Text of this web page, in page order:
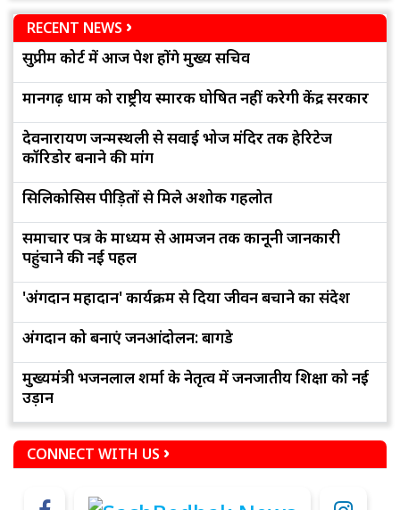
RECENT NEWS
सुप्रीम कोर्ट में आज पेश होंगे मुख्य सचिव
मानगढ़ धाम को राष्ट्रीय स्मारक घोषित नहीं करेगी केंद्र सरकार
देवनारायण जन्मस्थली से सवाई भोज मंदिर तक हेरिटेज
कॉरिडोर बनाने की मांग
सिलिकोसिस पीड़ितों से मिले अशोक गहलोत
समाचार पत्र के माध्यम से आमजन तक कानूनी जानकारी
पहुंचाने की नई पहल
'अंगदान महादान' कार्यक्रम से दिया जीवन बचाने का संदेश
अंगदान को बनाएं जनआंदोलन: बागडे
मुख्यमंत्री भजनलाल शर्मा के नेतृत्व में जनजातीय शिक्षा को नई
उड़ान
CONNECT WITH US